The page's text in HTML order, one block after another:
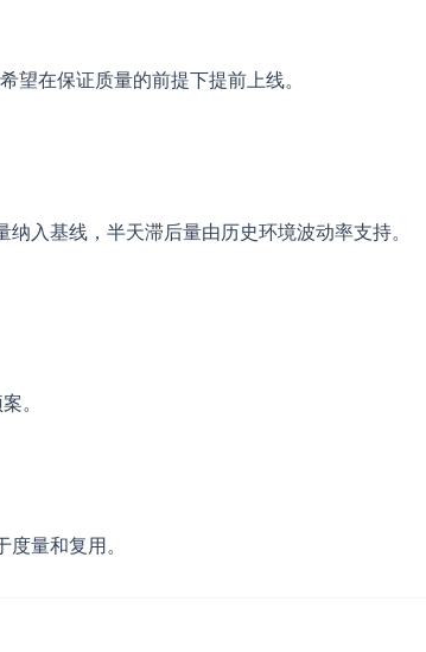
在保证质量的前提下提前上线。
入基线，半天滞后量由历史环境波动率支持。
。
量和复用。